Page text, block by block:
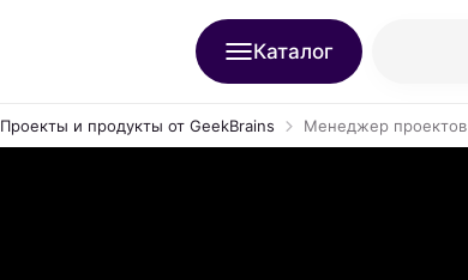
Каталог
Проекты и продукты от GeekBrains Менеджер проектов